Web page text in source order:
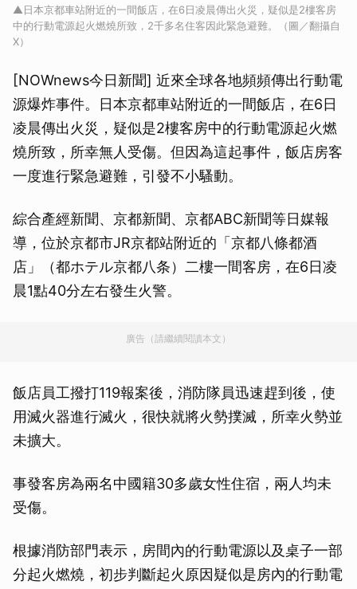
▲日本京都車站附近的一間飯店，在6日凌晨傳出火災，疑似是2樓客房
中的行動電源起火燃燒所致，2千多名住客因此緊急避難。（圖／翻攝自
X）
[NOWnews今日新聞] 近來全球各地頻頻傳出行動電
源爆炸事件。日本京都車站附近的一間飯店，在6日
凌晨傳出火災，疑似是2樓客房中的行動電源起火燃
燒所致，所幸無人受傷。但因為這起事件，飯店房客
一度進行緊急避難，引發不小騷動。
綜合產經新聞、京都新聞、京都ABC新聞等日媒報
導，位於京都市JR京都站附近的「京都八條都酒
店」（都ホテル京都八条）二樓一間客房，在6日凌
晨1點40分左右發生火警。
廣告（請繼續閱讀本文）
飯店員工撥打119報案後，消防隊員迅速趕到後，使
用滅火器進行滅火，很快就將火勢撲滅，所幸火勢並
未擴大。
事發客房為兩名中國籍30多歲女性住宿，兩人均未
受傷。
根據消防部門表示，房間內的行動電源以及桌子一部
分起火燃燒，初步判斷起火原因疑似是房內的行動電